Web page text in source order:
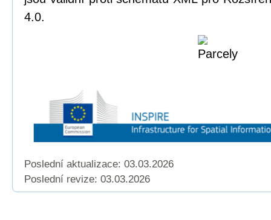
4.0.
Poslední aktualizace: 03.03.2026
Poslední revize: 03.03.2026